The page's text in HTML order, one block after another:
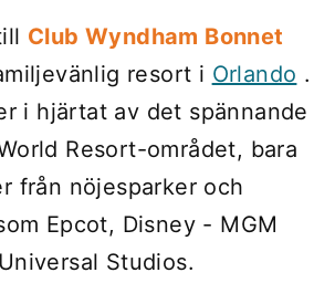
Club Wyndham Bonnet
resort i Orlando .
i hjärtat av det spännande
Resort-området, bara
från nöjesparker och
Epcot, Disney - MGM
Studios.